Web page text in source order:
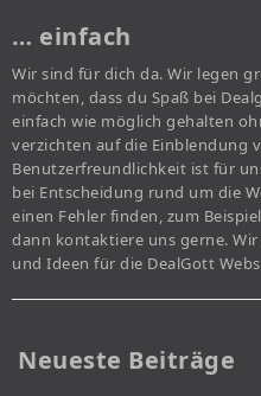
… einfach
Wir sind für dich da. Wir legen
möchten, dass du Spaß bei
einfach wie möglich gehalten
verzichten auf die Einblendung
Benutzerfreundlichkeit ist für
bei Entscheidung rund um die
einen Fehler finden, zum
dann kontaktiere uns gerne.
und Ideen für die DealGott
Neueste Beiträge